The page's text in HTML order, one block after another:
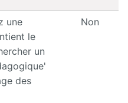
une
le
un
des
Non